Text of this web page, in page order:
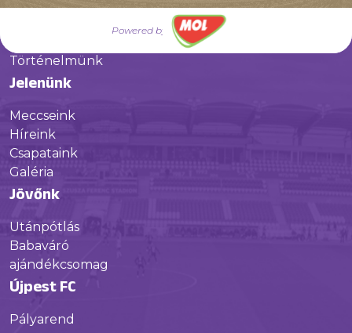
Powered by
Történelmünk
Jelenünk
Meccseink
Híreink
Csapataink
Galéria
Jövőnk
Utánpótlás
Babaváró
ajándékcsomag
Újpest FC
Pályarend